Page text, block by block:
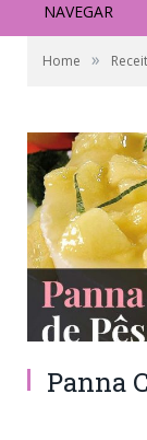
NAVEGAR
Home »
Panna